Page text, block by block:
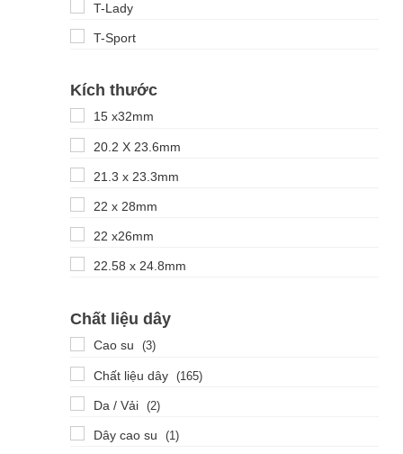
T-Lady
T-Sport
Kích thước
15 x32mm
20.2 X 23.6mm
21.3 x 23.3mm
22 x 28mm
22 x26mm
22.58 x 24.8mm
24 x 27.5mm
24 x 28mm
24.4 x 27.2mm
24.6x28mm
25.7 x 41.8mm
Chất liệu dây
Cao su (3)
Chất liệu dây (165)
Da / Vải (2)
Dây cao su (1)